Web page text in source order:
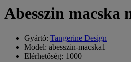
Abesszin macska
Gyártó: Tangerine Design
Model: abesszin-macska1
Elérhetőség: 1000